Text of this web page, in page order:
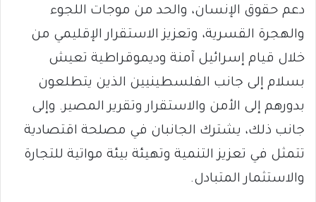
دعم حقوق الإنسان، والحد من موجات اللجوء
والهجرة القسرية، وتعزيز الاستقرار الإقليمي من
خلال قيام إسرائيل آمنة وديموقراطية تعيش
بسلام إلى جانب الفلسطينيين الذين يتطلعون
بدورهم إلى الأمن والاستقرار وتقرير المصير. وإلى
جانب ذلك، يشترك الجانبان في مصلحة اقتصادية
تتمثل في تعزيز التنمية وتهيئة بيئة مواتية للتجارة
والاستثمار المتبادل.